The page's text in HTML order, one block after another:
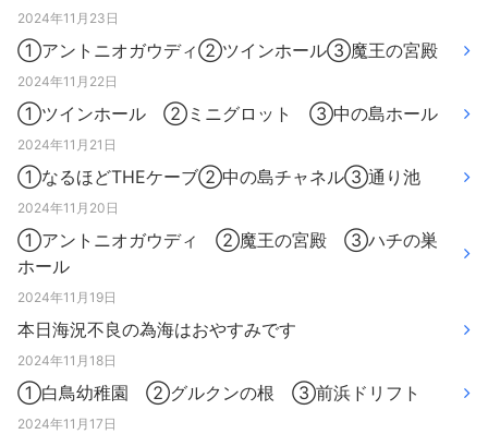
2024年11月23日
①アントニオガウディ②ツインホール③魔王の宮殿
2024年11月22日
①ツインホール ②ミニグロット ③中の島ホール
2024年11月21日
①なるほどTHEケーブ②中の島チャネル③通り池
2024年11月20日
①アントニオガウディ ②魔王の宮殿 ③ハチの巣
ホール
2024年11月19日
本日海況不良の為海はおやすみです
2024年11月18日
①白鳥幼稚園 ②グルクンの根 ③前浜ドリフト
2024年11月17日